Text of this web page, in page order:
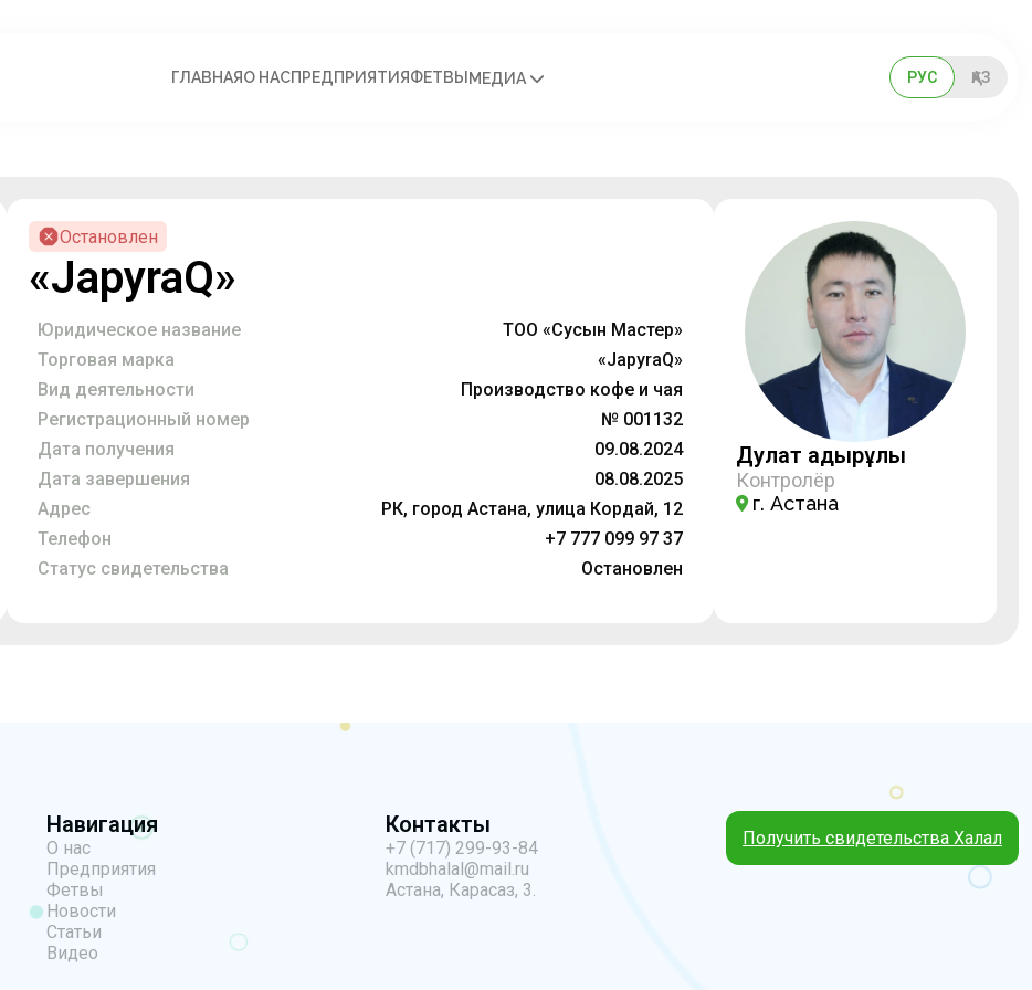
ГЛАВНАЯО НАСПРЕДПРИЯТИЯФЕТВЫ МЕДИА РУС ҚАЗ
Остановлен
«JapyraQ»
Юридическое название
ТОО «Сусын Мастер»
Торговая марка
«JapyraQ»
Вид деятельности
Производство кофе и чая
Регистрационный номер
№ 001132
Дата получения
09.08.2024
Дата завершения
08.08.2025
Адрес
РК, город Астана, улица Кордай, 12
Телефон
+7 777 099 97 37
Статус свидетельства
Остановлен
Дулат Қадырұлы
Контролёр
г. Астана
Навигация
О нас
Предприятия
Фетвы
Новости
Статьи
Видео
Контакты
+7 (717) 299-93-84
kmdbhalal@mail.ru
Астана, Карасаз, 3.
Получить свидетельства Халал